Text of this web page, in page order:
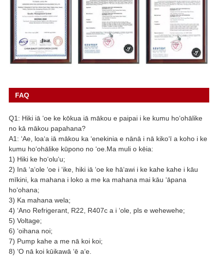
FAQ
Q1: Hiki iā ʻoe ke kōkua iā mākou e paipai i ke kumu hoʻohālike
no kā mākou papahana?
A1: ʻAe, loaʻa iā mākou ka ʻenekinia e nānā i nā kikoʻī a koho i ke
kumu hoʻohālike kūpono no ʻoe.Ma muli o kēia:
1) Hiki ke hoʻoluʻu;
2) Inā ʻaʻole ʻoe i ʻike, hiki iā ʻoe ke hāʻawi i ke kahe kahe i kāu
mīkini, ka mahana i loko a me ka mahana mai kāu ʻāpana
hoʻohana;
3) Ka mahana wela;
4) ʻAno Refrigerant, R22, R407c a i ʻole, pls e wehewehe;
5) Voltage;
6) ʻoihana noi;
7) Pump kahe a me nā koi koi;
8) ʻO nā koi kūikawā ʻē aʻe.